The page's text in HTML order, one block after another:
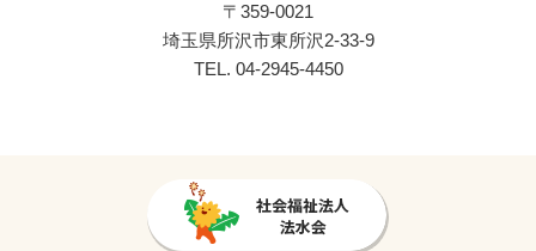
〒359-0021
埼玉県所沢市東所沢2-33-9
TEL. 04-2945-4450